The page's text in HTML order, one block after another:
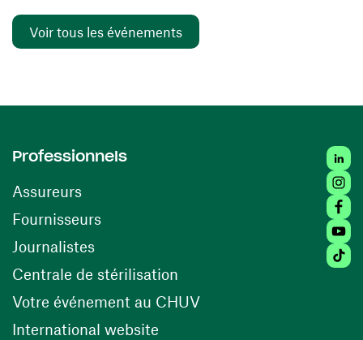
Voir tous les événements
Professionnels
Assureurs
Fournisseurs(ouvre une nouvelle fenêtre)
Journalistes
Centrale de stérilisation (ouvre une nouvelle
Votre événement au CHUV(ouvre une nouvelle
International website